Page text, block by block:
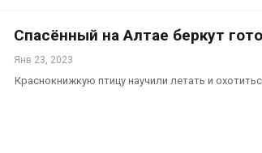
Спасённый на Алтае беркут
Янв 23, 2023
Краснокнижкую птицу научили летать и